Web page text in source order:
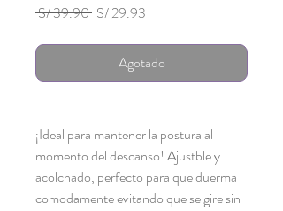
S/ 39.90 Precio
S/ 29.93
oferta
Agotado
¡Ideal para mantener la postura al
momento del descanso! Ajustble y
acolchado, perfecto para que duerma
comodamente evitando que se gire sin